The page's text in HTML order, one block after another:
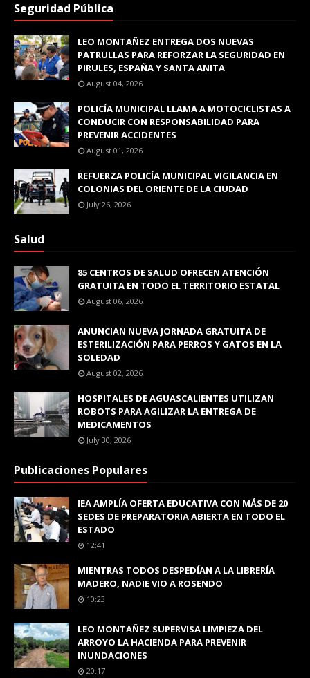
Seguridad Pública
LEO MONTAÑEZ ENTREGA DOS NUEVAS
PATRULLAS PARA REFORZAR LA SEGURIDAD EN
PIRULES, ESPAÑA Y SANTA ANITA
August 04, 2026
POLICÍA MUNICIPAL LLAMA A MOTOCICLISTAS A
CONDUCIR CON RESPONSABILIDAD PARA
PREVENIR ACCIDENTES
August 01, 2026
REFUERZA POLICÍA MUNICIPAL VIGILANCIA EN
COLONIAS DEL ORIENTE DE LA CIUDAD
July 26, 2026
Salud
85 CENTROS DE SALUD OFRECEN ATENCIÓN
GRATUITA EN TODO EL TERRITORIO ESTATAL
August 06, 2026
ANUNCIAN NUEVA JORNADA GRATUITA DE
ESTERILIZACIÓN PARA PERROS Y GATOS EN LA
SOLEDAD
August 02, 2026
HOSPITALES DE AGUASCALIENTES UTILIZAN
ROBOTS PARA AGILIZAR LA ENTREGA DE
MEDICAMENTOS
July 30, 2026
Publicaciones Populares
IEA AMPLÍA OFERTA EDUCATIVA CON MÁS DE 20
SEDES DE PREPARATORIA ABIERTA EN TODO EL
ESTADO
12:41
MIENTRAS TODOS DESPEDÍAN A LA LIBRERÍA
MADERO, NADIE VIO A ROSENDO
10:23
LEO MONTAÑEZ SUPERVISA LIMPIEZA DEL
ARROYO LA HACIENDA PARA PREVENIR
INUNDACIONES
20:17